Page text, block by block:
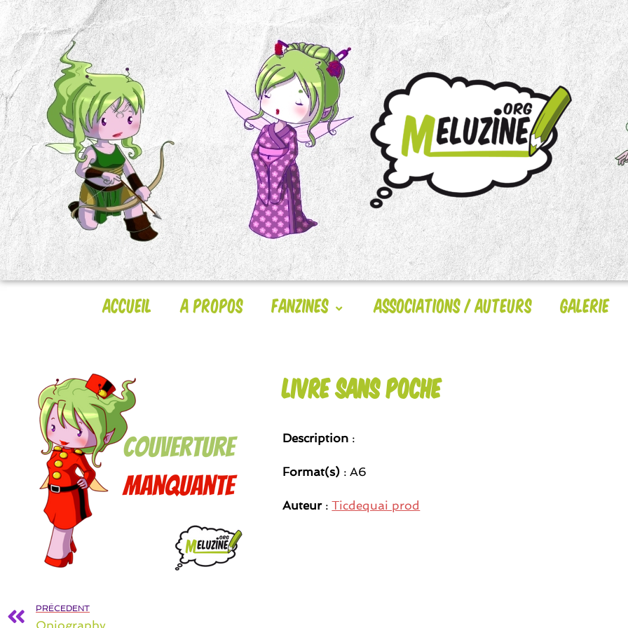
Accueil A Propos Fanzines Associations / Auteurs Galerie
Livre sans poche
Description :
Format(s) : A6
Auteur:Ticdequai prod
PRÉCEDENT
Oniography